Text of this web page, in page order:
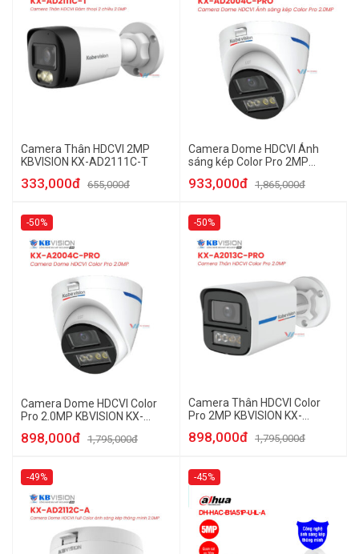
Camera Thân HDCVI 2MP
KBVISION KX-AD2111C-T
333,000đ 655,000đ
Camera Dome HDCVI Ánh
sáng kép Color Pro 2MP
933,000đ 1,865,000đ
-50%
Camera Dome HDCVI Color
Pro 2.0MP KBVISION KX-
898,000đ 1,795,000đ
-50%
Camera Thân HDCVI Color
Pro 2MP KBVISION KX-
898,000đ 1,795,000đ
-49% -45%